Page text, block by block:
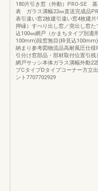
180片引き窓（外動）PRO-SE
表 ガラス溝幅22㎜直送完成品
表引違い窓2枚建引違い窓4枚建
押縁）すべり出し窓／突出し窓
込100㎜網戸（かまちタイプ別適
100mm)段窓無目(枠見込
納まり参考図物流品高耐風圧仕
引分け窓部品・部材取付位置引
網戸サッシ本体ガラス溝幅外動
プCタイプDタイプコーナー方立
ント7707702929